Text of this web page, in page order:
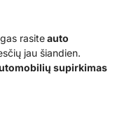
rasiteauto
jau šiandien.
supirkimas